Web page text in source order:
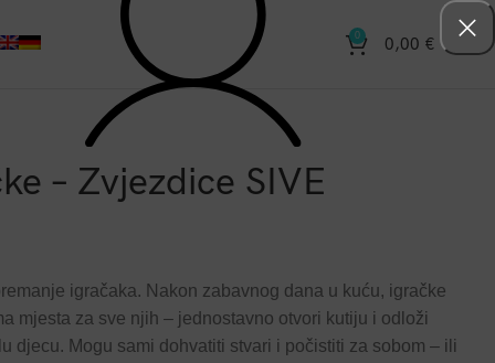
0 0,00 €
– Zvjezdice SIVE
igračaka. Nakon zabavnog dana u kuću, igračke
mjesta za sve njih – jednostavno otvori kutiju i odloži
djecu. Mogu sami dohvatiti stvari i počistiti za sobom – ili